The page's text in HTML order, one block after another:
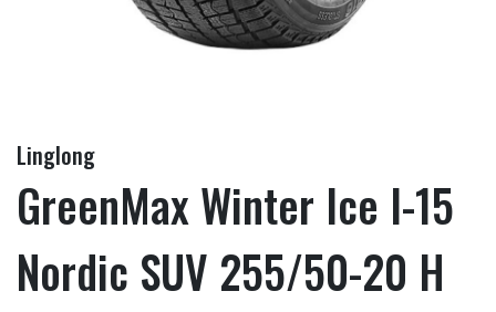
Linglong
GreenMax Winter Ice I-15
Nordic SUV 255/50-20 H